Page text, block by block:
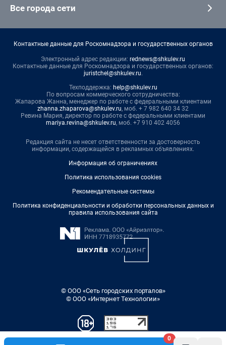
0
Все города сети
Контактные данные для Роскомнадзора и государственных органов
Электронный адрес редакции: rednews@shkulev.ru
Контактные данные для Роскомнадзора и государственных органов:
juristchel@shkulev.ru.
Техподдержка: help@shkulev.ru
По вопросам коммерческого сотрудничества:
Жапарова Жанна, менеджер по работе с федеральными клиентами
zhanna.zhaparova@shkulev.ru, моб. + 7 982 640 34 32
Ревина Мария, директор по работе с федеральными клиентами
mariya.revina@shkulev.ru, моб. +7 910 402 4056
Редакция сайта не несет ответственности за достоверность
информации, содержащейся в рекламных объявлениях.
Информация об ограничениях
Политика использования cookies
Рекомендательные системы
Политика конфиденциальности и обработки персональных данных и
правила использования сайта
© ООО «Сеть городских порталов»
© ООО «Интернет Технологии»